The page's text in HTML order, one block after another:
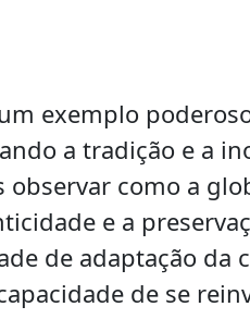
exemplo
a tradição e a
como a
e a
de adaptação da
de se